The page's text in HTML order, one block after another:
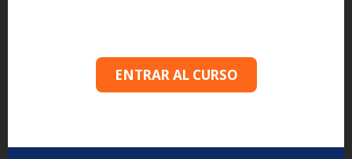
ENTRAR AL CURSO